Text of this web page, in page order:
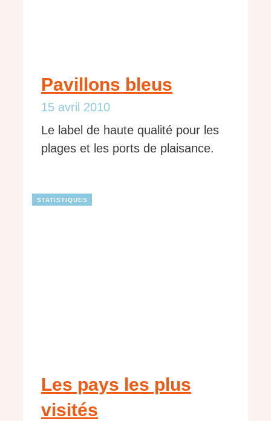
Pavillons bleus
15 avril 2010
Le label de haute qualité pour les
plages et les ports de plaisance.
STATISTIQUES
Les pays les plus
visités